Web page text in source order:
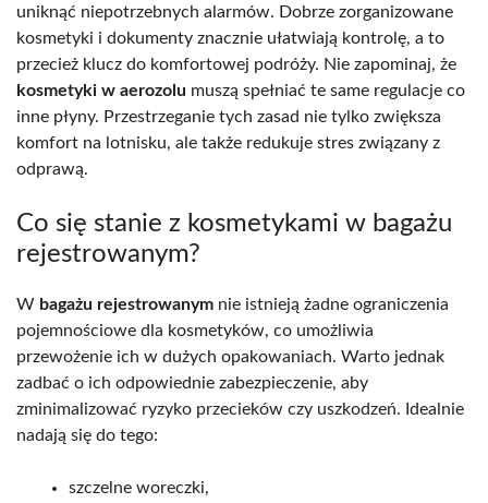
uniknąć niepotrzebnych alarmów. Dobrze zorganizowane
kosmetyki i dokumenty znacznie ułatwiają kontrolę, a to
przecież klucz do komfortowej podróży. Nie zapominaj, że
kosmetyki w aerozolu muszą spełniać te same regulacje co
inne płyny. Przestrzeganie tych zasad nie tylko zwiększa
komfort na lotnisku, ale także redukuje stres związany z
odprawą.
Co się stanie z kosmetykami w bagażu
rejestrowanym?
W bagażu rejestrowanym nie istnieją żadne ograniczenia
pojemnościowe dla kosmetyków, co umożliwia
przewożenie ich w dużych opakowaniach. Warto jednak
zadbać o ich odpowiednie zabezpieczenie, aby
zminimalizować ryzyko przecieków czy uszkodzeń. Idealnie
nadają się do tego:
szczelne woreczki,